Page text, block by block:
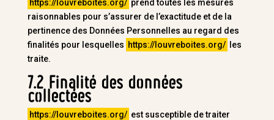
https://louvreboites.org/ prend toutes les mesures
raisonnables pour s’assurer de l’exactitude et de la
pertinence des Données Personnelles au regard des
finalités pour lesquelles https://louvreboites.org/
les
traite.
7.2 Finalité des données
collectées
https://louvreboites.org/ est susceptible de traiter